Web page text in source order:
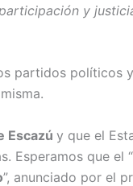
y
partidos políticos
Escazú y que el
Esperamos que el “
”, anunciado por el